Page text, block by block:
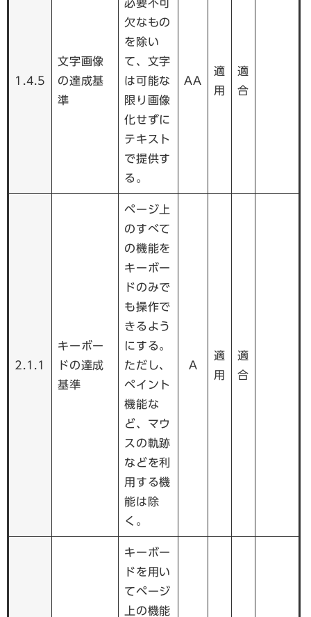
1.4.5
文字画像
の達成基
準
必要不可
欠なもの
を除い
て、文字
は可能な
限り画像
化せずに
テキスト
で提供す
る。
AA
適
用
適
合
2.1.1
キーボー
ドの達成
基準
ページ上
のすべて
の機能を
キーボー
ドのみで
も操作で
きるよう
にする。
ただし、
ペイント
機能な
ど、マウ
スの軌跡
などを利
用する機
能は除
く。
A
適
用
適
合
キーボー
ドを用い
てページ
上の機能